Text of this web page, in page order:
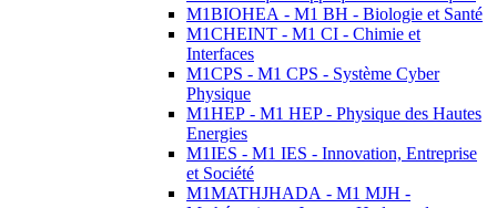
M1BIOHEA - M1 BH - Biologie et Santé
M1CHEINT - M1 CI - Chimie et
Interfaces
M1CPS - M1 CPS - Système Cyber
Physique
M1HEP - M1 HEP - Physique des Hautes
Energies
M1IES - M1 IES - Innovation, Entreprise
et Société
M1MATHJHADA - M1 MJH -